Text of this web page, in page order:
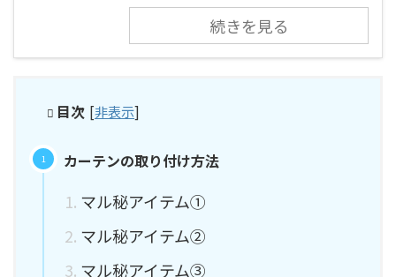
続きを見る
目次 [非表示]
カーテンの取り付け方法
マル秘アイテム①
マル秘アイテム②
マル秘アイテム③